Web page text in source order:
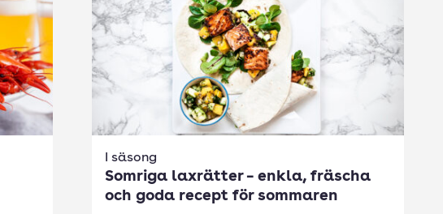
I säsong
Somriga laxrätter – enkla, fräscha
och goda recept för sommaren